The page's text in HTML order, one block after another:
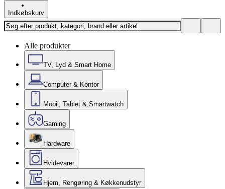
Indkøbskurv
Alle produkter
TV, Lyd & Smart Home
Computer & Kontor
Mobil, Tablet & Smartwatch
Gaming
Hardware
Hvidevarer
Hjem, Rengøring & Køkkenudstyr